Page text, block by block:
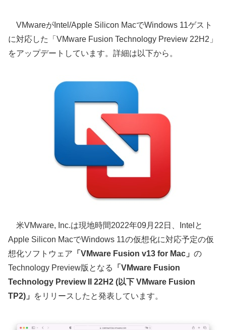
VMwareがIntel/Apple Silicon MacでWindows 11ゲスト
に対応した「VMware Fusion Technology Preview 22H2」
をアップデートしています。詳細は以下から。
米VMware, Inc.は現地時間2022年09月22日、Intelと
Apple Silicon MacでWindows 11の仮想化に対応予定の仮
想化ソフトウェア 「VMware Fusion v13 for Mac」 の
Technology Preview版となる
「VMware Fusion
Technology Preview II 22H2 (以下 VMware Fusion
TP2)」
をリリースしたと発表しています。